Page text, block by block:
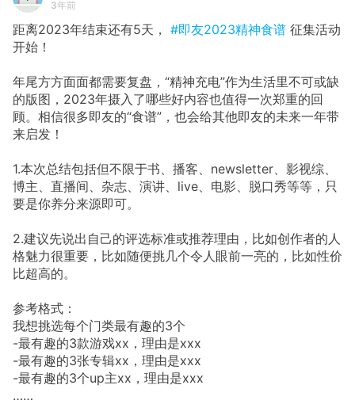
3年前
距离2023年结束还有5天， #即友2023精神食谱 征集活动
开始！
年尾方方面面都需要复盘，“精神充电”作为生活里不可或缺
的版图，2023年摄入了哪些好内容也值得一次郑重的回
顾。相信很多即友的“食谱”，也会给其他即友的未来一年带
来启发！
1.本次总结包括但不限于书、播客、newsletter、影视综、
博主、直播间、杂志、演讲、live、电影、脱口秀等等，只
要是你养分来源即可。
2.建议先说出自己的评选标准或推荐理由，比如创作者的人
格魅力很重要，比如随便挑几个令人眼前一亮的，比如性价
比超高的。
参考格式：
我想挑选每个门类最有趣的3个
-最有趣的3款游戏xx，理由是xxx
-最有趣的3张专辑xx，理由是xxx
-最有趣的3个up主xx，理由是xxx
……